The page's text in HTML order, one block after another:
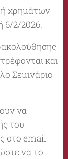
χρημάτων
6/2/2026.
και
Σεμινάριο
να
του
στο email
να το